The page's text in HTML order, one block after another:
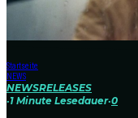
Startseite
NEWS
NEWSRELEASES
·1 Minute Lesedauer·0